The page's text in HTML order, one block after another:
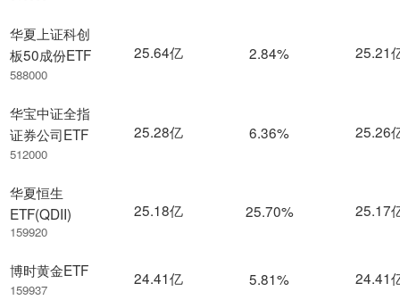
华夏上证科创
板50成份ETF
588000
华宝中证全指
证券公司ETF
512000
华夏恒生
ETF(QDII)
159920
博时黄金ETF
159937
25.64亿 2.84% 25.21
25.28亿 6.36% 25.26
25.18亿 25.70% 25.17
24.41亿 5.81% 24.41